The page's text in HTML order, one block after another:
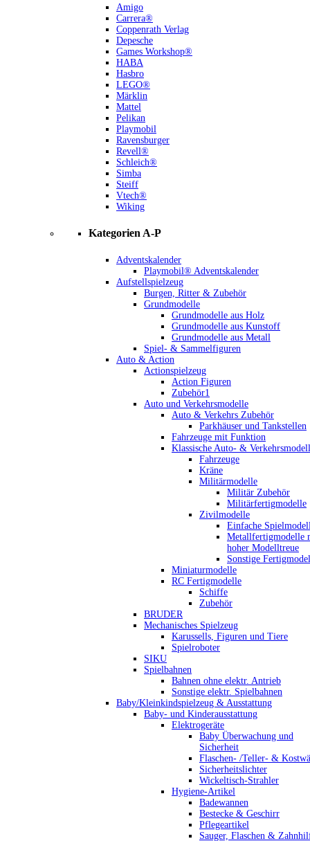
Amigo
Carrera®
Coppenrath Verlag
Depesche
Games Workshop®
HABA
Hasbro
LEGO®
Märklin
Mattel
Pelikan
Playmobil
Ravensburger
Revell®
Schleich®
Simba
Steiff
Vtech®
Wiking
Kategorien A-P
Adventskalender
Playmobil® Adventskalender
Aufstellspielzeug
Burgen, Ritter & Zubehör
Grundmodelle
Grundmodelle aus Holz
Grundmodelle aus Kunstoff
Grundmodelle aus Metall
Spiel- & Sammelfiguren
Auto & Action
Actionspielzeug
Action Figuren
Zubehör1
Auto und Verkehrsmodelle
Auto & Verkehrs Zubehör
Parkhäuser und Tankstellen
Fahrzeuge mit Funktion
Klassische Auto- &
Fahrzeuge
Kräne
Militärmodelle
Militär Zubehör
Militärfertigmodelle
Zivilmodelle
Einfache
Metallfertigmodelle
hoher Modelltreue
Sonstige
Miniaturmodelle
RC Fertigmodelle
Schiffe
Zubehör
BRUDER
Mechanisches Spielzeug
Karussells, Figuren und Tiere
Spielroboter
SIKU
Spielbahnen
Bahnen ohne elektr. Antrieb
Sonstige elektr. Spielbahnen
Baby/Kleinkindspielzeug & Ausstattung
Baby- und Kinderausstattung
Elektrogeräte
Baby Überwachung und
Sicherheit
Flaschen- /Teller- &
Sicherheitslichter
Wickeltisch-Strahler
Hygiene-Artikel
Badewannen
Bestecke & Geschirr
Pflegeartikel
Sauger, Flaschen &